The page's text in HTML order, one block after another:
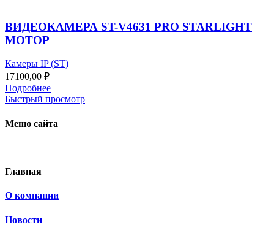
ВИДЕОКАМЕРА ST-V4631 PRO STARLIGHT
МОТОР
Камеры IP (ST)
17100,00 ₽
Подробнее
Быстрый просмотр
Меню сайта
Главная
О компании
Новости